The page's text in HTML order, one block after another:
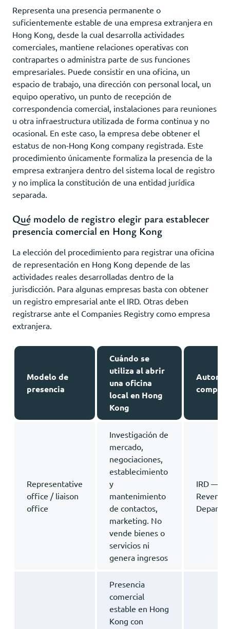
Representa una presencia permanente o
suficientemente estable de una empresa extranjera en
Hong Kong, desde la cual desarrolla actividades
comerciales, mantiene relaciones operativas con
contrapartes o administra parte de sus funciones
empresariales. Puede consistir en una oficina, un
espacio de trabajo, una dirección con personal local, un
equipo operativo, un punto de recepción de
correspondencia comercial, instalaciones para reuniones
u otra infraestructura utilizada de forma continua y no
ocasional. En este caso, la empresa debe obtener el
estatus de non-Hong Kong company registrada. Este
procedimiento únicamente formaliza la presencia de la
empresa extranjera dentro del sistema local de registro
y no implica la constitución de una entidad jurídica
separada.
Qué modelo de registro elegir para establecer
presencia comercial en Hong Kong
La elección del procedimiento para registrar una oficina
de representación en Hong Kong depende de las
actividades reales desarrolladas dentro de la
jurisdicción. Para algunas empresas basta con obtener
un registro empresarial ante el IRD. Otras deben
registrarse ante el Companies Registry como empresa
extranjera.
Modelo de
presencia
Cuándo se
utiliza al abrir
una oficina
local en Hong
Kong
Representative
office / liaison
office
Investigación de
mercado,
negociaciones,
establecimiento
y
mantenimiento
de contactos,
marketing. No
vende bienes o
servicios ni
genera ingresos
IRD —
Revenue
Presencia
comercial
estable en Hong
Kong con